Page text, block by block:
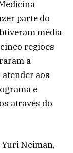
parte do
média
regiões
a
atender aos
e
através do
Neiman,